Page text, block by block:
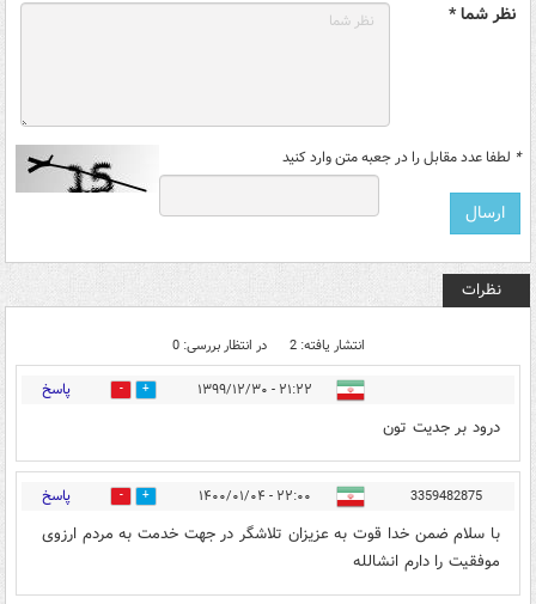
نظر شما *
* لطفا عدد مقابل را در جعبه متن وارد کنید
نظرات
انتشار یافته: 2 در انتظار بررسی: 0
۲۱:۲۲ - ۱۳۹۹/۱۲/۳۰ 7 پاسخ
درود بر جدیت تون
3359482875 ۲۲:۰۰ - ۱۴۰۰/۰۱/۰۴ 0 پاسخ
با سلام ضمن خدا قوت به عزیزان تلاشگر در جهت خدمت به مردم ارزوی
موفقیت را دارم انشالله